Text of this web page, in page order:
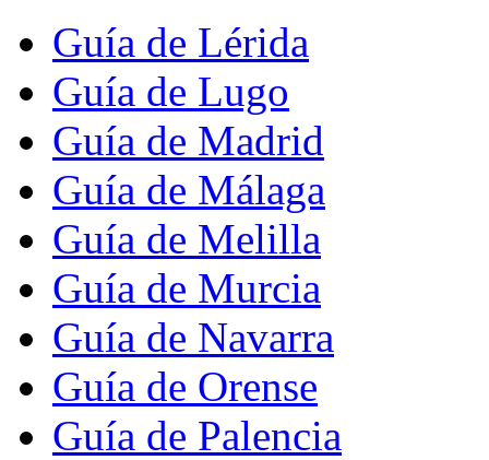
Guía de Lérida
Guía de Lugo
Guía de Madrid
Guía de Málaga
Guía de Melilla
Guía de Murcia
Guía de Navarra
Guía de Orense
Guía de Palencia